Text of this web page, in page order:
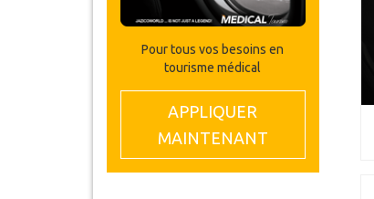
Pour tous vos besoins en
tourisme médical
APPLIQUER
MAINTENANT